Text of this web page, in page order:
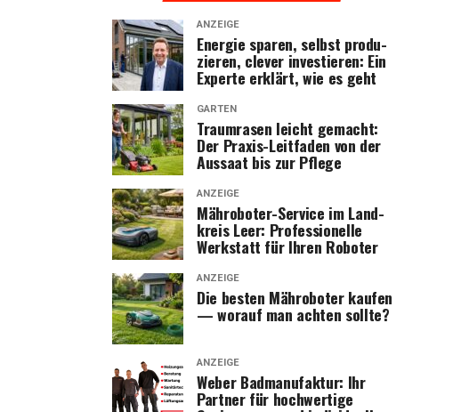
ANZEIGE
Ener­gie spa­ren, selbst pro­du­
zie­ren, cle­ver inves­tie­ren: Ein
Exper­te erklärt, wie es geht
GARTEN
Traum­ra­sen leicht gemacht:
Der Pra­xis-Leit­fa­den von der
Aus­saat bis zur Pflege
ANZEIGE
Mäh­ro­bo­ter-Ser­vice im Land­
kreis Leer: Pro­fes­sio­nel­le
Werk­statt für Ihren Roboter
ANZEIGE
Die bes­ten Mäh­ro­bo­ter kau­fen
— wor­auf man ach­ten sollte?
ANZEIGE
Weber Bad­ma­nu­fak­tur: Ihr
Part­ner für hoch­wer­ti­ge